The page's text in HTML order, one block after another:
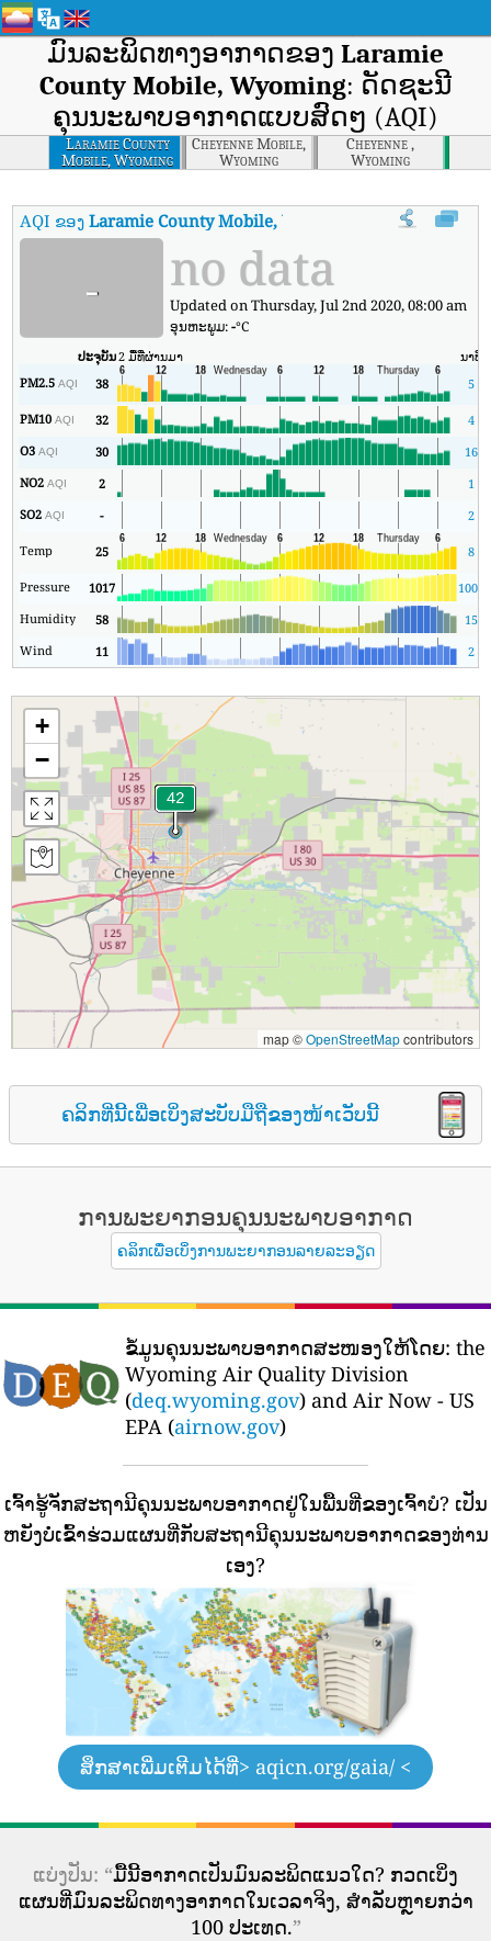
ມົນລະພິດທາງອາກາດຂອງ Laramie
County Mobile, Wyoming: ດັດຊະນີ
ຄຸນນະພາບອາກາດແບບສົດໆ (AQI)
Laramie County
Mobile, Wyoming
Cheyenne Mobile,
Wyoming
Cheyenne ,
Wyoming
AQI ຂອງLaramie County Mobile, Wyoming ດັດຊະນີຄຸນນະພາບອ
- no data
Updated on Thursday, Jul 2nd 2020, 08:00 am
ອຸນ​ຫະ​ພູມ:-°C
ປະຈຸບັນ2 ມື້ທີ່ຜ່ານມາ ນາທີ
PM2.5AQI 38 5
PM10AQI 32
4
O3AQI 30
16
NO2AQI 2
1
SO2AQI - 2
Temp 25 8
Pressure 1017 1008
Humidity
58
15
Wind
11 2
+
−
map ©OpenStreetMapcontributors
ຄລິກທີ່ນີ້ເພື່ອເບິ່ງສະບັບມືຖືຂອງໜ້າເວັບນີ້
ການພະຍາກອນຄຸນນະພາບອາກາດ
ຄລິກເພື່ອເບິ່ງການພະຍາກອນລາຍລະອຽດ
ຂໍ້ມູນຄຸນນະພາບອາກາດສະໜອງໃຫ້ໂດຍ: the
Wyoming Air Quality Division
(deq.wyoming.gov) and Air Now - US
EPA (airnow.gov)
ເຈົ້າຮູ້ຈັກສະຖານີຄຸນນະພາບອາກາດຢູ່ໃນພື້ນທີ່ຂອງເຈົ້າບໍ? ເປັນ
ຫຍັງບໍ່ເຂົ້າຮ່ວມແຜນທີ່ກັບສະຖານີຄຸນນະພາບອາກາດຂອງທ່ານ
ເອງ?
ສຶກສາເພີ່ມເຕີມໄດ້ທີ່> aqicn.org/gaia/ <
ແບ່ງປັນ: “ມື້ນີ້ອາກາດເປັນມົນລະພິດແນວໃດ? ກວດເບິ່ງ
ແຜນທີ່ມົນລະພິດທາງອາກາດໃນເວລາຈິງ, ສໍາລັບຫຼາຍກວ່າ
100 ປະເທດ.”